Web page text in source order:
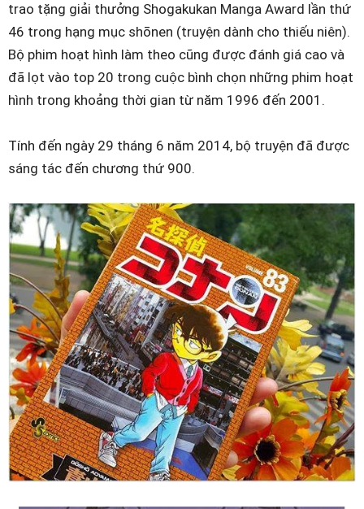
trao tặng giải thưởng Shogakukan Manga Award lần thứ
46 trong hạng mục shōnen (truyện dành cho thiếu niên).
Bộ phim hoạt hình làm theo cũng được đánh giá cao và
đã lọt vào top 20 trong cuộc bình chọn những phim hoạt
hình trong khoảng thời gian từ năm 1996 đến 2001.
Tính đến ngày 29 tháng 6 năm 2014, bộ truyện đã được
sáng tác đến chương thứ 900.